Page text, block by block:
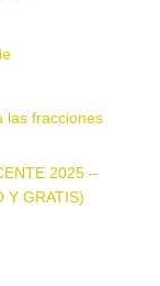
las fracciones
2025 –
Y GRATIS)